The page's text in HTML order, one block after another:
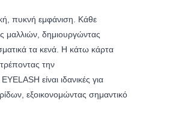
πυκνή εμφάνιση. Κάθε
μαλλιών, δημιουργώντας
τα κενά. Η κάτω κάρτα
την
είναι ιδανικές για
εξοικονομώντας σημαντικό